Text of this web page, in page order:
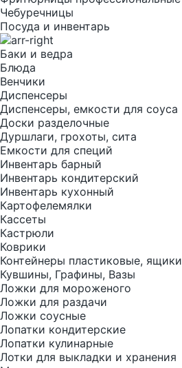
Чебуречницы
Посуда и инвентарь
Баки и ведра
Блюда
Венчики
Диспенсеры
Диспенсеры, емкости для соуса
Доски разделочные
Дуршлаги, грохоты, сита
Емкости для специй
Инвентарь барный
Инвентарь кондитерский
Инвентарь кухонный
Картофелемялки
Кассеты
Кастрюли
Коврики
Контейнеры пластиковые, ящики
Кувшины, Графины, Вазы
Ложки для мороженого
Ложки для раздачи
Ложки соусные
Лопатки кондитерские
Лопатки кулинарные
Лотки для выкладки и хранения